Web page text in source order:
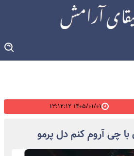
۱۴۰۵/۰۱/۰۱ ۱۳:۱۲:۱۲
چی آروم کنم دل پرمو